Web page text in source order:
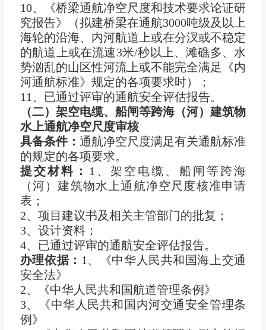
10、《桥梁通航净空尺度和技术要求论证研
究报告》（拟建桥梁在通航3000吨级及以上
海轮的沿海、内河航道上或在分汊或不稳定
的航道上或在流速3米/秒以上、滩礁多、水
势汹乱的山区性河流上或不能完全满足《内
河通航标准》规定的各项要求时）；
11、已通过评审的通航安全评估报告。
（二）架空电缆、船闸等跨海（河）建筑物
水上通航净空尺度审核
具备条件： 通航净空尺度满足有关通航标准
的规定的各项要求。
提交材料： 1、架空电缆、船闸等跨海
（河）建筑物水上通航净空尺度核准申请
表；
2、项目建议书及相关主管部门的批复；
3、设计资料；
4、已通过评审的通航安全评估报告。
办理依据： 1、《中华人民共和国海上交通
安全法》
2、《中华人民共和国航道管理条例》
3、《中华人民共和国内河交通安全管理条
例》